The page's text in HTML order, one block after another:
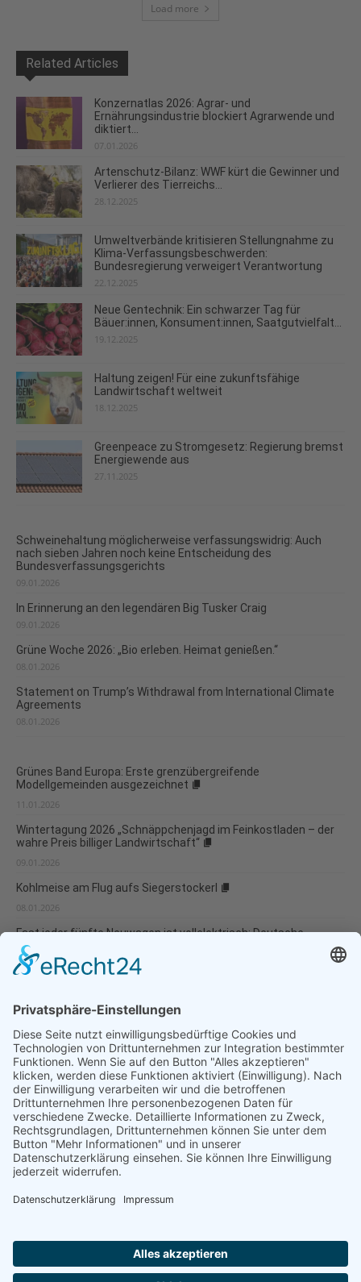
Load more
Related Articles
Konzernatlas 2026: Agrar- und
Ernährungsindustrie blockiert Agrarwende und
diktiert...
07.01.2026
Artenschutz-Bilanz: WWF kürt die Gewinner und
Verlierer des Tierreichs...
28.12.2025
Umweltverbände kritisieren Stellungnahme zu
Klima-Verfassungsbeschwerden:
Bundesregierung verweigert Verantwortung
22.12.2025
Neue Gentechnik: Ein schwarzer Tag für
Bäuer:innen, Konsument:innen, Saatgutvielfalt...
19.12.2025
Haltung zeigen! Für eine zukunftsfähige
Landwirtschaft weltweit
18.12.2025
Greenpeace zu Stromgesetz: Regierung bremst
Energiewende aus
27.11.2025
Schweinehaltung möglicherweise verfassungswidrig: Auch
nach sieben Jahren noch keine Entscheidung des
Bundesverfassungsgerichts
09.01.2026
In Erinnerung an den legendären Big Tusker Craig
09.01.2026
Grüne Woche 2026: „Bio erleben. Heimat genießen.“
08.01.2026
Statement on Trump’s Withdrawal from International Climate
Agreements
08.01.2026
Grünes Band Europa: Erste grenzübergreifende
Modellgemeinden ausgezeichnet
11.01.2026
Wintertagung 2026 „Schnäppchenjagd im Feinkostladen – der
wahre Preis billiger Landwirtschaft“
09.01.2026
Kohlmeise am Flug aufs Siegerstockerl
08.01.2026
Fast jeder fünfte Neuwagen ist vollelektrisch: Deutsche
Umwelthilfe veröffentlicht Verbraucherleitfaden für besonders
umweltverträgliche Modellwahl und...
07.01.2026
Datenschutzerklärung
Impressum
© GreenConnect®2000 - 2026